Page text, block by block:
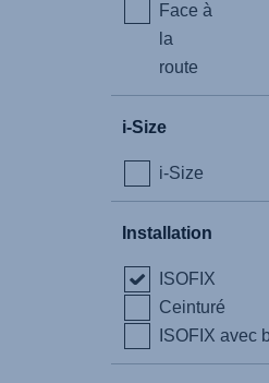
Face à
la
route
i-Size
i-Size
Installation
ISOFIX
Ceinturé
ISOFIX avec